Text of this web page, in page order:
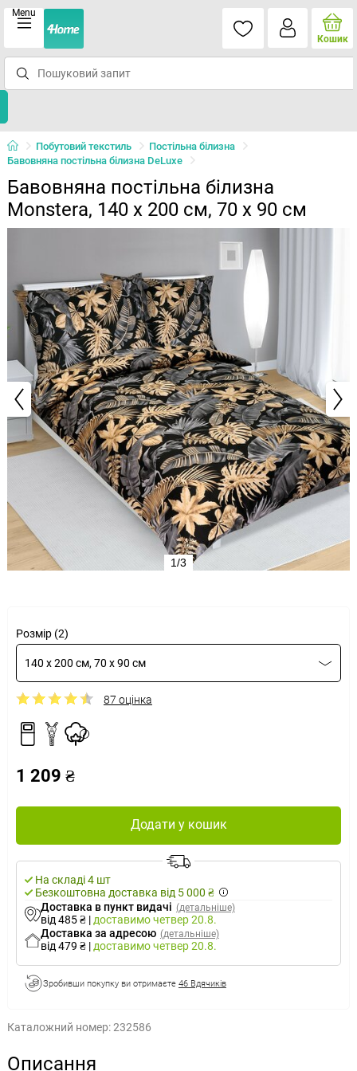
Menu
Кошик
Побутовий текстиль
Постільна білизна
Бавовняна постільна білизна DeLuxe
Бавовняна постільна білизна
Monstera, 140 x 200 см, 70 x 90 см
1/3
Розмір (2)
140 x 200 см, 70 x 90 см
87 оцінка
1 209 ₴
Додати у кошик
На складі 4 шт
Безкоштовна доставка від 5 000 ₴
Доставка в пункт видачі (детальніше)
від 485 ₴ | доставимочетвер 20.8.
Доставка за адресою (детальніше)
від 479 ₴ | доставимочетвер 20.8.
Зробивши покупку ви отримаєте 46 Вдячиків
Каталожний номер:232586
Описання